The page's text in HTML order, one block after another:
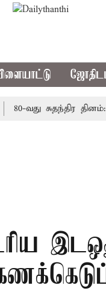
வது சுதந்திர தினம்: